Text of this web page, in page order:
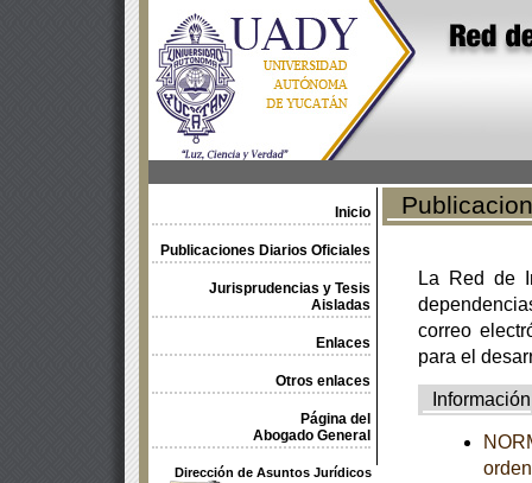
Inicio
Publicaciones Diarios Oficiales
Jurisprudencias y Tesis
Aisladas
Enlaces
Otros enlaces
Página del
Abogado General
Dirección de Asuntos Jurídicos
La Red de
correo
para el
Información